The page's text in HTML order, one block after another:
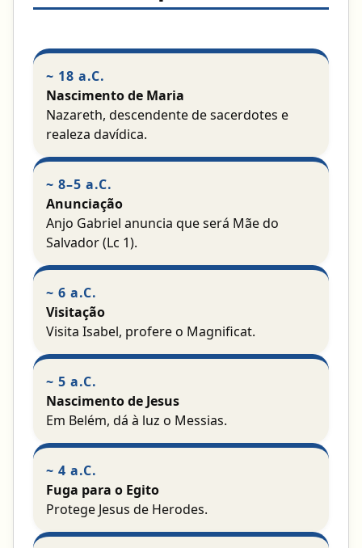
~ 18 a.C.
Nascimento de Maria
Nazareth, descendente de sacerdotes e
realeza davídica.
~ 8–5 a.C.
Anunciação
Anjo Gabriel anuncia que será Mãe do
Salvador (Lc 1).
~ 6 a.C.
Visitação
Visita Isabel, profere o Magnificat.
~ 5 a.C.
Nascimento de Jesus
Em Belém, dá à luz o Messias.
~ 4 a.C.
Fuga para o Egito
Protege Jesus de Herodes.